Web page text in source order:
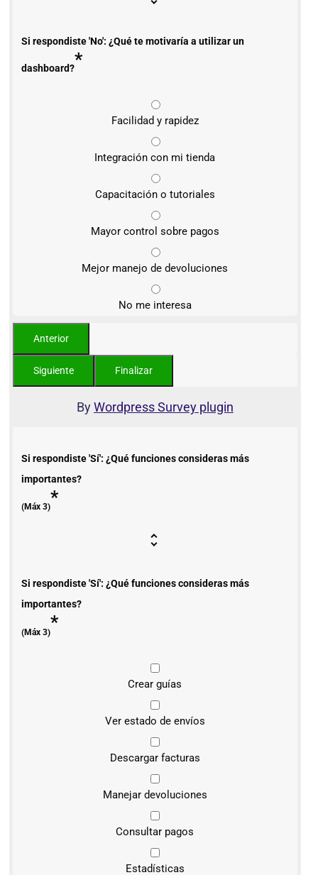
Si respondiste 'No': ¿Qué te motivaría a utilizar un
dashboard?*
Facilidad y rapidez
Integración con mi tienda
Capacitación o tutoriales
Mayor control sobre pagos
Mejor manejo de devoluciones
No me interesa
ByWordpress Survey plugin
Si respondiste 'Sí': ¿Qué funciones consideras más
importantes?
(Máx 3)*
Si respondiste 'Sí': ¿Qué funciones consideras más
importantes?
(Máx 3)*
Crear guías
Ver estado de envíos
Descargar facturas
Manejar devoluciones
Consultar pagos
Estadísticas